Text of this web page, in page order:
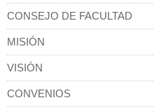
CONSEJO DE FACULTAD
MISIÓN
VISIÓN
CONVENIOS